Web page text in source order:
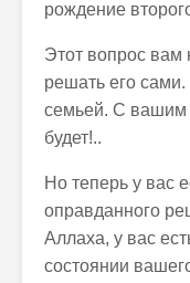
рождение
Этот вопрос
решать его
семьей. С вашим
будет!..
Но теперь у вас
оправданного
Аллаха, у вас
состоянии